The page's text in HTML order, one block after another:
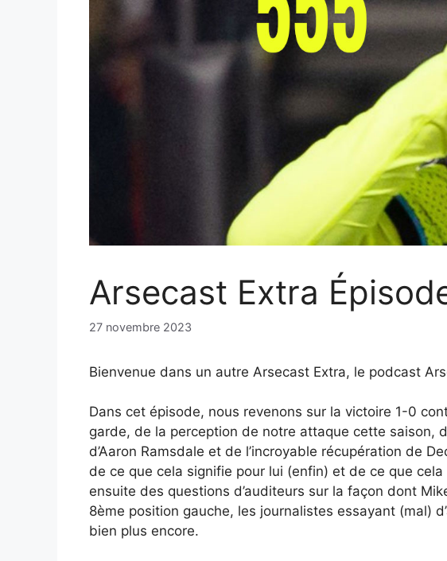
Arsecast Extra
27 novembre 2023
Bienvenue dans un autre Arsecast Extra, le podcast
Dans cet épisode, nous revenons sur la victoire 1-0
garde, de la perception de notre attaque cette saison,
d’Aaron Ramsdale et de l’incroyable récupération de
de ce que cela signifie pour lui (enfin) et de ce que
ensuite des questions d’auditeurs sur la façon dont
8ème position gauche, les journalistes essayant (mal)
bien plus encore.